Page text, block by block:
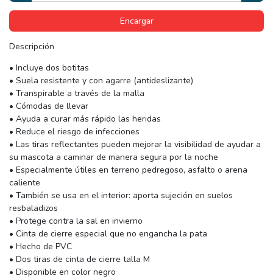
Encargar
Descripción
• Incluye dos botitas
• Suela resistente y con agarre (antideslizante)
• Transpirable a través de la malla
• Cómodas de llevar
• Ayuda a curar más rápido las heridas
• Reduce el riesgo de infecciones
• Las tiras reflectantes pueden mejorar la visibilidad de ayudar a
su mascota a caminar de manera segura por la noche
• Especialmente útiles en terreno pedregoso, asfalto o arena
caliente
• También se usa en el interior: aporta sujeción en suelos
resbaladizos
• Protege contra la sal en invierno
• Cinta de cierre especial que no engancha la pata
• Hecho de PVC
• Dos tiras de cinta de cierre talla M
• Disponible en color negro